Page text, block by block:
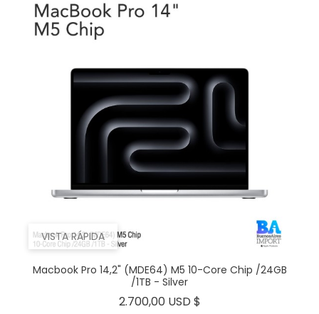
VISTA RÁPIDA
Macbook Pro 14,2" (MDE64) M5 10-Core Chip /24GB
/1TB - Silver
2.700,00 USD $